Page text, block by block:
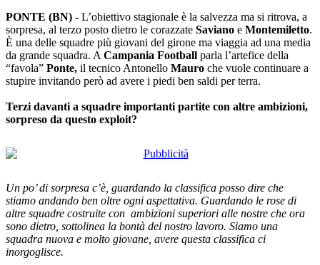
PONTE (BN) - L’obiettivo stagionale è la salvezza ma si ritrova, a
sorpresa, al terzo posto dietro le corazzate Saviano e Montemiletto.
È una delle squadre più giovani del girone ma viaggia ad una media
da grande squadra. A Campania Football parla l’artefice della
“favola” Ponte, il tecnico Antonello Mauro che vuole continuare a
stupire invitando però ad avere i piedi ben saldi per terra.
Terzi davanti a squadre importanti partite con altre ambizioni,
sorpreso da questo exploit?
Un po’ di sorpresa c’è, guardando la classifica posso dire che
stiamo andando ben oltre ogni aspettativa. Guardando le rose di
altre squadre costruite con ambizioni superiori alle nostre che ora
sono dietro, sottolinea la bontà del nostro lavoro. Siamo una
squadra nuova e molto giovane, avere questa classifica ci
inorgoglisce.